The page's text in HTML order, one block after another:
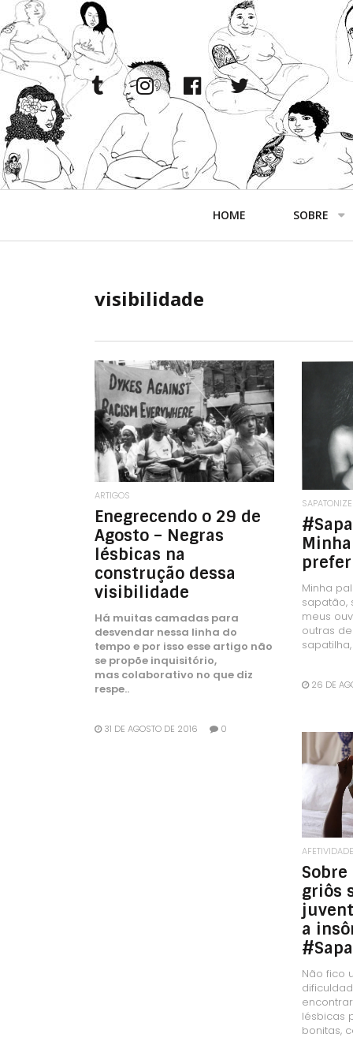
tumblrinstagram
facebook
twitter
HOME SOBRE
visibilidade
LEIA MAIS
ARTIGOS
Enegrecendo o 29 de
Agosto – Negras
lésbicas na
construção dessa
visibilidade
Há muitas camadas para
desvendar nessa linha do
tempo e por isso esse artigo não
se propõe inquisitório,
mas colaborativo no que diz
respe..
31 DE AGOSTO DE 2016 0
Minha
sapatão,
meus
outras
26 DE
AFETIVIDADE
griôs
a
Não fico
lésbicas
bonitas,